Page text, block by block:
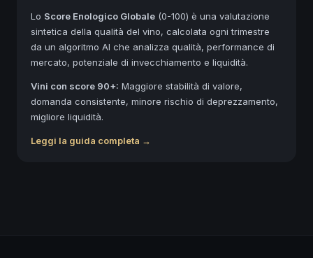
Lo Score Enologico Globale (0-100) è una valutazione
sintetica della qualità del vino, calcolata ogni trimestre
da un algoritmo AI che analizza qualità, performance di
mercato, potenziale di invecchiamento e liquidità.
Vini con score 90+: Maggiore stabilità di valore,
domanda consistente, minore rischio di deprezzamento,
migliore liquidità.
Leggi la guida completa →